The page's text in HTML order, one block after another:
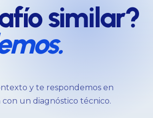
similar?
y te respondemos en
con un diagnóstico técnico.